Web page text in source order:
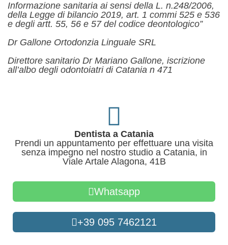
Informazione sanitaria ai sensi della L. n.248/2006,
della Legge di bilancio 2019, art. 1 commi 525 e 536
e degli artt. 55, 56 e 57 del codice deontologico”
Dr Gallone Ortodonzia Linguale SRL
Direttore sanitario Dr Mariano Gallone, iscrizione
all’albo degli odontoiatri di Catania n 471
Dentista a Catania
Prendi un appuntamento per effettuare una visita
senza impegno nel nostro studio a Catania, in
Viale Artale Alagona, 41B
Whatsapp
+39 095 7462121